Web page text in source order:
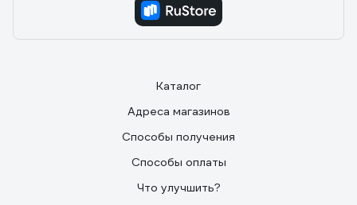
Каталог
Адреса магазинов
Способы получения
Способы оплаты
Что улучшить?